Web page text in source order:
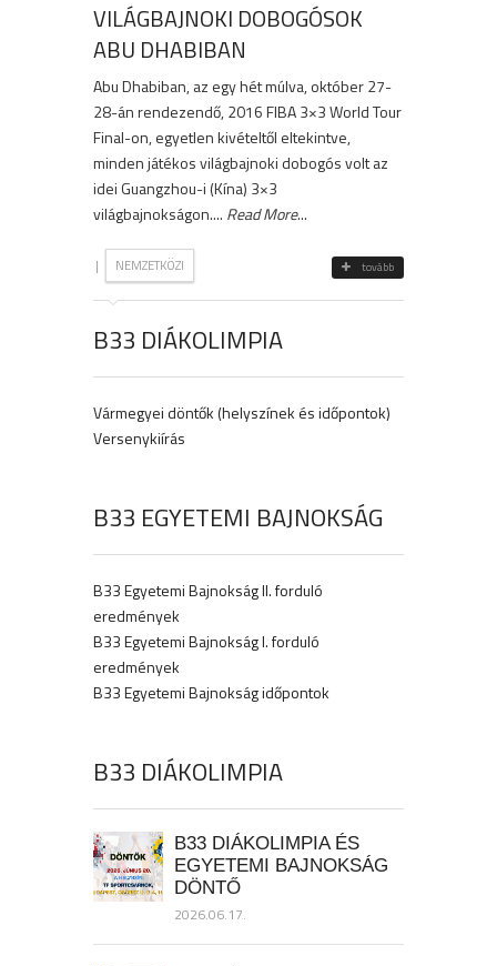
VILÁGBAJNOKI DOBOGÓSOK
ABU DHABIBAN
Abu Dhabiban, az egy hét múlva, október 27-
28-án rendezendő, 2016 FIBA 3×3 World Tour
Final-on, egyetlen kivételtől eltekintve,
minden játékos világbajnoki dobogós volt az
idei Guangzhou-i (Kína) 3×3
világbajnokságon.... Read More...
| NEMZETKÖZI tovább
B33 DIÁKOLIMPIA
Vármegyei döntők (helyszínek és időpontok)
Versenykiírás
B33 EGYETEMI BAJNOKSÁG
B33 Egyetemi Bajnokság II. forduló
eredmények
B33 Egyetemi Bajnokság I. forduló
eredmények
B33 Egyetemi Bajnokság időpontok
B33 DIÁKOLIMPIA
B33 DIÁKOLIMPIA ÉS
EGYETEMI BAJNOKSÁG
DÖNTŐ
2026.06.17.